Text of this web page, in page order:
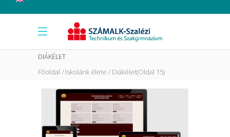
DIÁKÉLET
Főoldal Iskolánk élete Diákélet(Oldal 15)